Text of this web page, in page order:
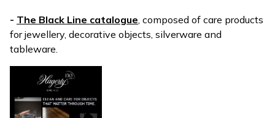
- The Black Line catalogue , composed of care products
for jewellery, decorative objects, silverware and
tableware.